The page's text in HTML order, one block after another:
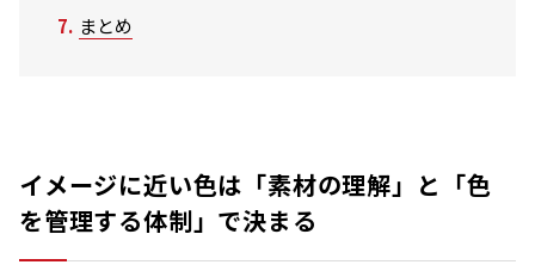
まとめ
イメージに近い色は「素材の理解」と「色
を管理する体制」で決まる